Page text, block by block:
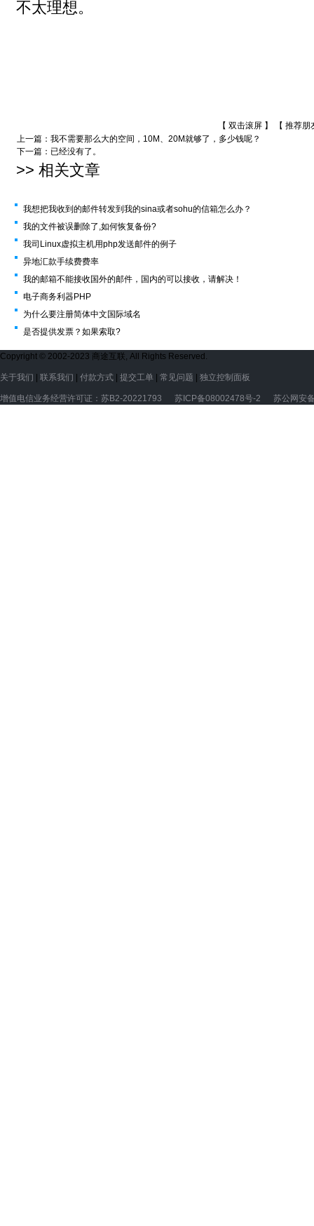
不太理想。
【 双击滚屏 】 【 推荐朋
上一篇： 我不需要那么大的空间，10M、20M就够了，多少钱呢？
下一篇：已经没有了。
>> 相关文章
我想把我收到的邮件转发到我的sina或者sohu的信箱怎么办？
我的文件被误删除了,如何恢复备份?
我司Linux虚拟主机用php发送邮件的例子
异地汇款手续费费率
我的邮箱不能接收国外的邮件，国内的可以接收，请解决！
电子商务利器PHP
为什么要注册简体中文国际域名
是否提供发票？如果索取?
Copyright © 2002-2023 商途互联, All Rights Reserved.
关于我们 联系我们 付款方式 提交工单 常见问题 独立控制面板
增值电信业务经营许可证：苏B2-20221793 苏ICP备08002478号-2 苏公网安